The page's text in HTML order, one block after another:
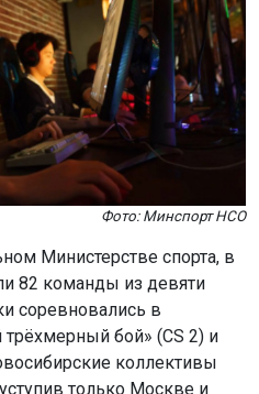
коллективы
только Москве и
по CS 2 завоевала
место заняли
высшем дивизионе по CS 2
НГТУ. В Dota 2 серебро
ученикам Второй
– наша первая
матчи у нас с учениками
– рассказал